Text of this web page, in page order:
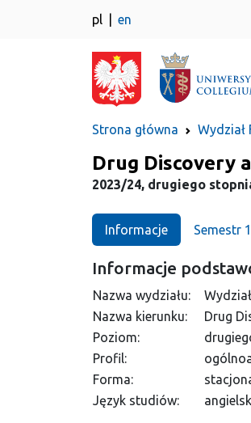
pl en
Strona główna Wydział
Kierunek
Drug Discovery
2023/24, drugiego
Informacje Semestr 1
Informacje
Nazwa wydziału:
Nazwa kierunku:
Drug
Poziom:
Profil:
Forma:
Język studiów: